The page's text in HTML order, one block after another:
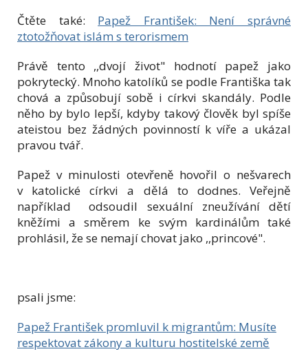
Čtěte také: Papež František: Není správné
ztotožňovat islám s terorismem
Právě tento ,,dvojí život" hodnotí papež jako
pokrytecký. Mnoho katolíků se podle Františka tak
chová a způsobují sobě i církvi skandály. Podle
něho by bylo lepší, kdyby takový člověk byl spíše
ateistou bez žádných povinností k víře a ukázal
pravou tvář.
Papež v minulosti otevřeně hovořil o nešvarech
v katolické církvi a dělá to dodnes. Veřejně
například odsoudil sexuální zneužívání dětí
kněžími a směrem ke svým kardinálům také
prohlásil, že se nemají chovat jako ,,princové".
psali jsme:
Papež František promluvil k migrantům: Musíte
respektovat zákony a kulturu hostitelské země